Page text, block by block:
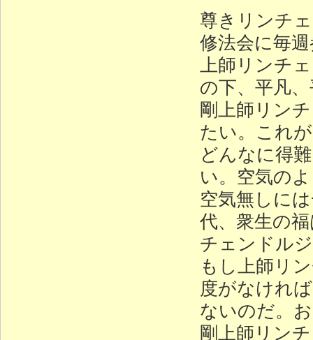
尊きリンチ
修法会に毎
上師リンチ
の下、平凡
剛上師リン
たい。これ
どんなに得
い。空気の
空気無しに
代、衆生の
チェンドル
もし上師リ
度がなけれ
ないのだ。
剛上師リン